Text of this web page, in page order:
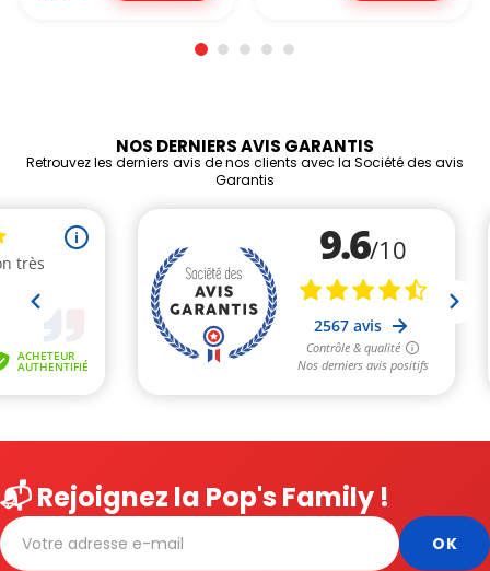
NOS DERNIERS AVIS GARANTIS
Retrouvez les derniers avis de nos clients avec la Société des avis
Garantis
📬 Rejoignez la Pop's Family !